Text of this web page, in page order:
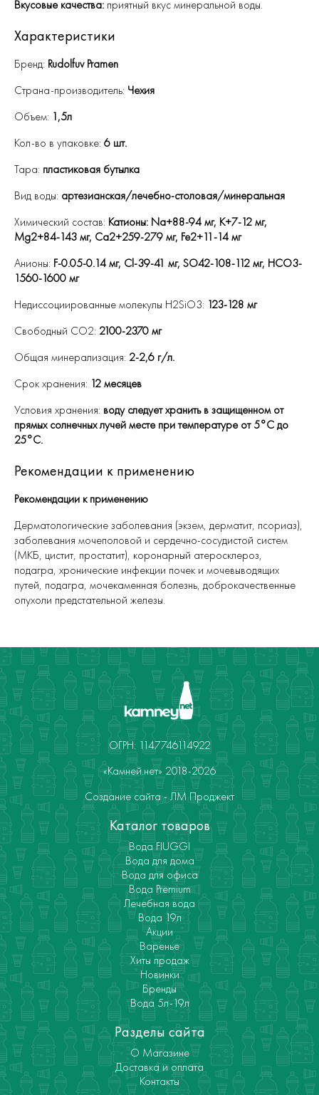
Вкусовые качества: приятный вкус минеральной воды.
Характеристики
Бренд: Rudolfuv Pramen
Страна-производитель: Чехия
Объем: 1,5л
Кол-во в упаковке: 6 шт.
Тара: пластиковая бутылка
Вид воды: артезианская/лечебно-столовая/минеральная
Химический состав: Катионы: Na+88-94 мг, К+7-12 мг,
Mg2+84-143 мг, Ca2+259-279 мг, Fe2+11-14 мг
Анионы: F-0.05-0.14 мг, Cl-39-41 мг, SO42-108-112 мг, НСO3-
1560-1600 мг
Недиссоциированные молекулы H2SiO3: 123-128 мг
Свободный CO2: 2100-2370 мг
Общая минерализация: 2-2,6 г/л.
Срок хранения: 12 месяцев
Условия хранения: воду следует хранить в защищенном от
прямых солнечных лучей месте при температуре от 5°С до
25°С.
Рекомендации к применению
Рекомендации к применению
Дерматологические заболевания (экзем, дерматит, псориаз),
заболевания мочеполовой и сердечно-сосудистой систем
(МКБ, цистит, простатит), коронарный атеросклероз,
подагра, хронические инфекции почек и мочевыводящих
путей, подагра, мочекаменная болезнь, доброкачественные
опухоли предстательной железы.
ОГРН: 1147746114922
«Камней.нет» 2018-2026
Создание сайта - ЛМ Проджект
Каталог товаров
Вода FIUGGI
Вода для дома
Вода для офиса
Вода Premium
Лечебная вода
Вода 19л
Акции
Варенье
Хиты продаж
Новинки
Бренды
Вода 5л-19л
Разделы сайта
О Магазине
Доставка и оплата
Контакты